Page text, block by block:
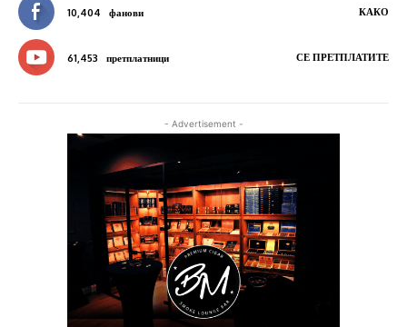
10,404 фанови КАКО
61,453 претплатници СЕ ПРЕТПЛАТИТЕ
- Advertisement -